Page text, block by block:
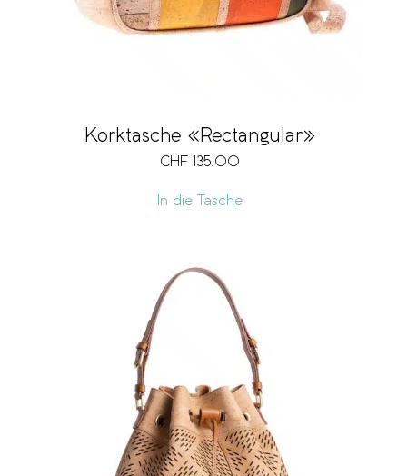
Korktasche «Rectangular»
CHF 135.00
In die Tasche